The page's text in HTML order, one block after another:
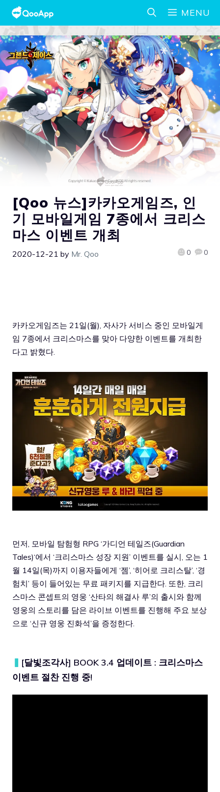
MENU
[Qoo 뉴스]카카오게임즈, 인
기 모바일게임 7종에서 크리스
마스 이벤트 개최
2020-12-21 by Mr. Qoo 0 0
카카오게임즈는 21일(월), 자사가 서비스 중인 모바일게
임 7종에서 크리스마스를 맞아 다양한 이벤트를 개최한
다고 밝혔다.
먼저, 모바일 탐험형 RPG ‘가디언 테일즈(Guardian
Tales)‘에서 ‘크리스마스 성장 지원’ 이벤트를 실시, 오는 1
월 14일(목)까지 이용자들에게 ‘젬’, ‘히어로 크리스탈’, ‘경
험치’ 등이 들어있는 무료 패키지를 지급한다. 또한, 크리
스마스 콘셉트의 영웅 ‘산타의 해결사 루’의 출시와 함께
영웅의 스토리를 담은 라이브 이벤트를 진행해 주요 보상
으로 ‘신규 영웅 진화석’을 증정한다.
▍ [달빛조각사] BOOK 3.4 업데이트 : 크리스마스
이벤트 절찬 진행 중!